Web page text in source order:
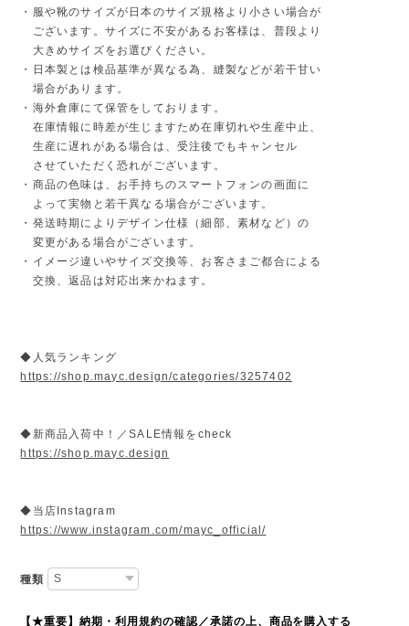
・服や靴のサイズが日本のサイズ規格より小さい場合が
ございます。サイズに不安があるお客様は、普段より
大きめサイズをお選びください。
・日本製とは検品基準が異なる為、縫製などが若干甘い
場合があります。
・海外倉庫にて保管をしております。
在庫情報に時差が生じますため在庫切れや生産中止、
生産に遅れがある場合は、受注後でもキャンセル
させていただく恐れがございます。
・商品の色味は、お手持ちのスマートフォンの画面に
よって実物と若干異なる場合がございます。
・発送時期によりデザイン仕様（細部、素材など）の
変更がある場合がございます。
・イメージ違いやサイズ交換等、お客さまご都合による
交換、返品は対応出来かねます。
◆人気ランキング
https://shop.mayc.design/categories/3257402
◆新商品入荷中！／SALE情報をcheck
https://shop.mayc.design
◆当店Instagram
https://www.instagram.com/mayc_official/
種類
【★重要】納期・利用規約の確認／承諾の上、商品を購入する